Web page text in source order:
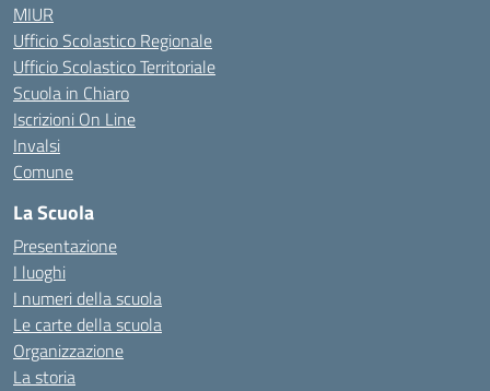
MIUR
Ufficio Scolastico Regionale
Ufficio Scolastico Territoriale
Scuola in Chiaro
Iscrizioni On Line
Invalsi
Comune
La Scuola
Presentazione
I luoghi
I numeri della scuola
Le carte della scuola
Organizzazione
La storia